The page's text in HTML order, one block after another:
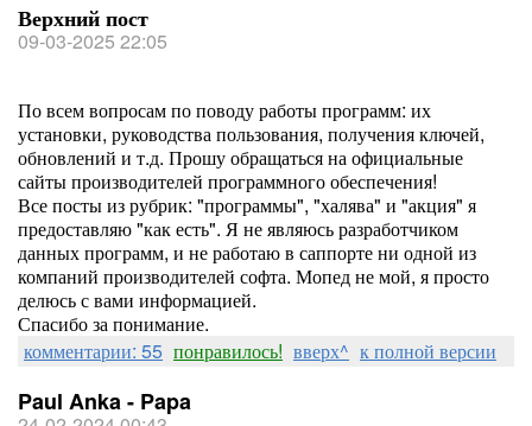
Верхний пост
09-03-2025 22:05
По всем вопросам по поводу работы программ: их
установки, руководства пользования, получения ключей,
обновлений и т.д. Прошу обращаться на официальные
сайты производителей программного обеспечения!
Все посты из рубрик: "программы", "халява" и "акция" я
предоставляю "как есть". Я не являюсь разработчиком
данных программ, и не работаю в саппорте ни одной из
компаний производителей софта. Мопед не мой, я просто
делюсь с вами информацией.
Спасибо за понимание.
комментарии: 55 понравилось! вверх^ к полной версии
Paul Anka - Papa